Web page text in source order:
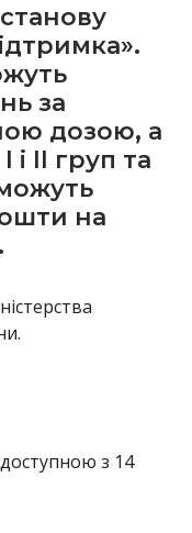
за
дозою, а
ІІ груп та
на
з 14